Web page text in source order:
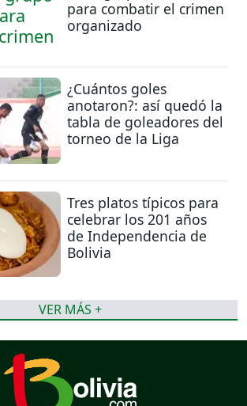
para combatir el crimen
organizado
¿Cuántos goles
anotaron?: así quedó la
tabla de goleadores del
torneo de la Liga
Tres platos típicos para
celebrar los 201 años
de Independencia de
Bolivia
VER MÁS +